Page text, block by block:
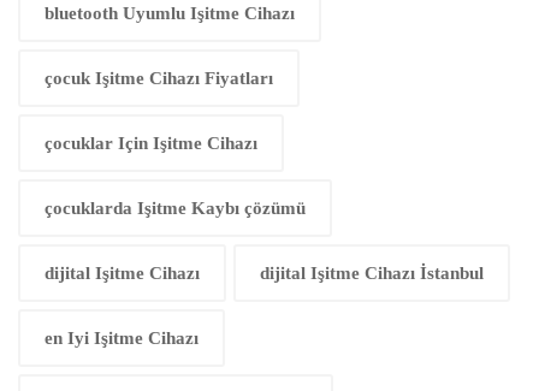
bluetooth Uyumlu Işitme Cihazı
çocuk Işitme Cihazı Fiyatları
çocuklar Için Işitme Cihazı
çocuklarda Işitme Kaybı çözümü
dijital Işitme Cihazı dijital Işitme Cihazı İstanbul
en Iyi Işitme Cihazı